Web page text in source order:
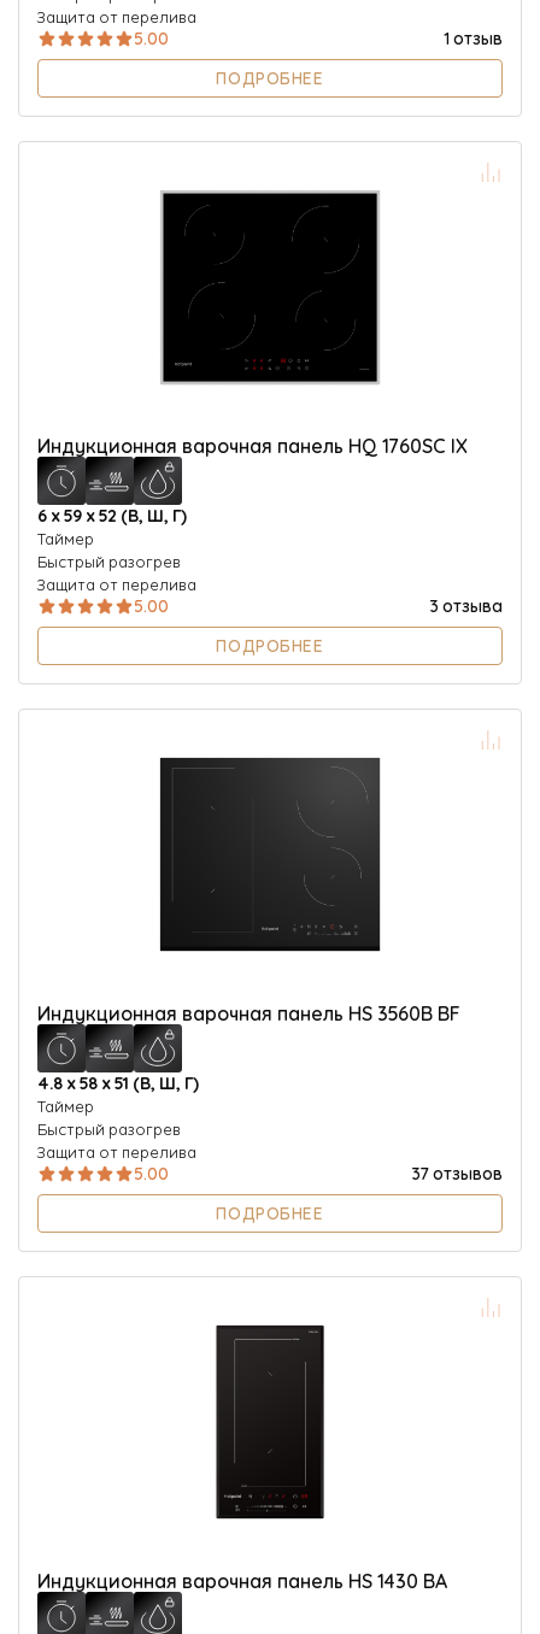
Защита от перелива
5.00
1 отзыв
ПОДРОБНЕЕ
Индукционная варочная панель HQ 1760SC IX
6 х 59 х 52 (В, Ш, Г)
Таймер
Быстрый разогрев
Защита от перелива
5.00
3 отзыва
ПОДРОБНЕЕ
Индукционная варочная панель HS 3560B BF
4.8 х 58 х 51 (В, Ш, Г)
Таймер
Быстрый разогрев
Защита от перелива
5.00
37 отзывов
ПОДРОБНЕЕ
Индукционная варочная панель HS 1430 BA